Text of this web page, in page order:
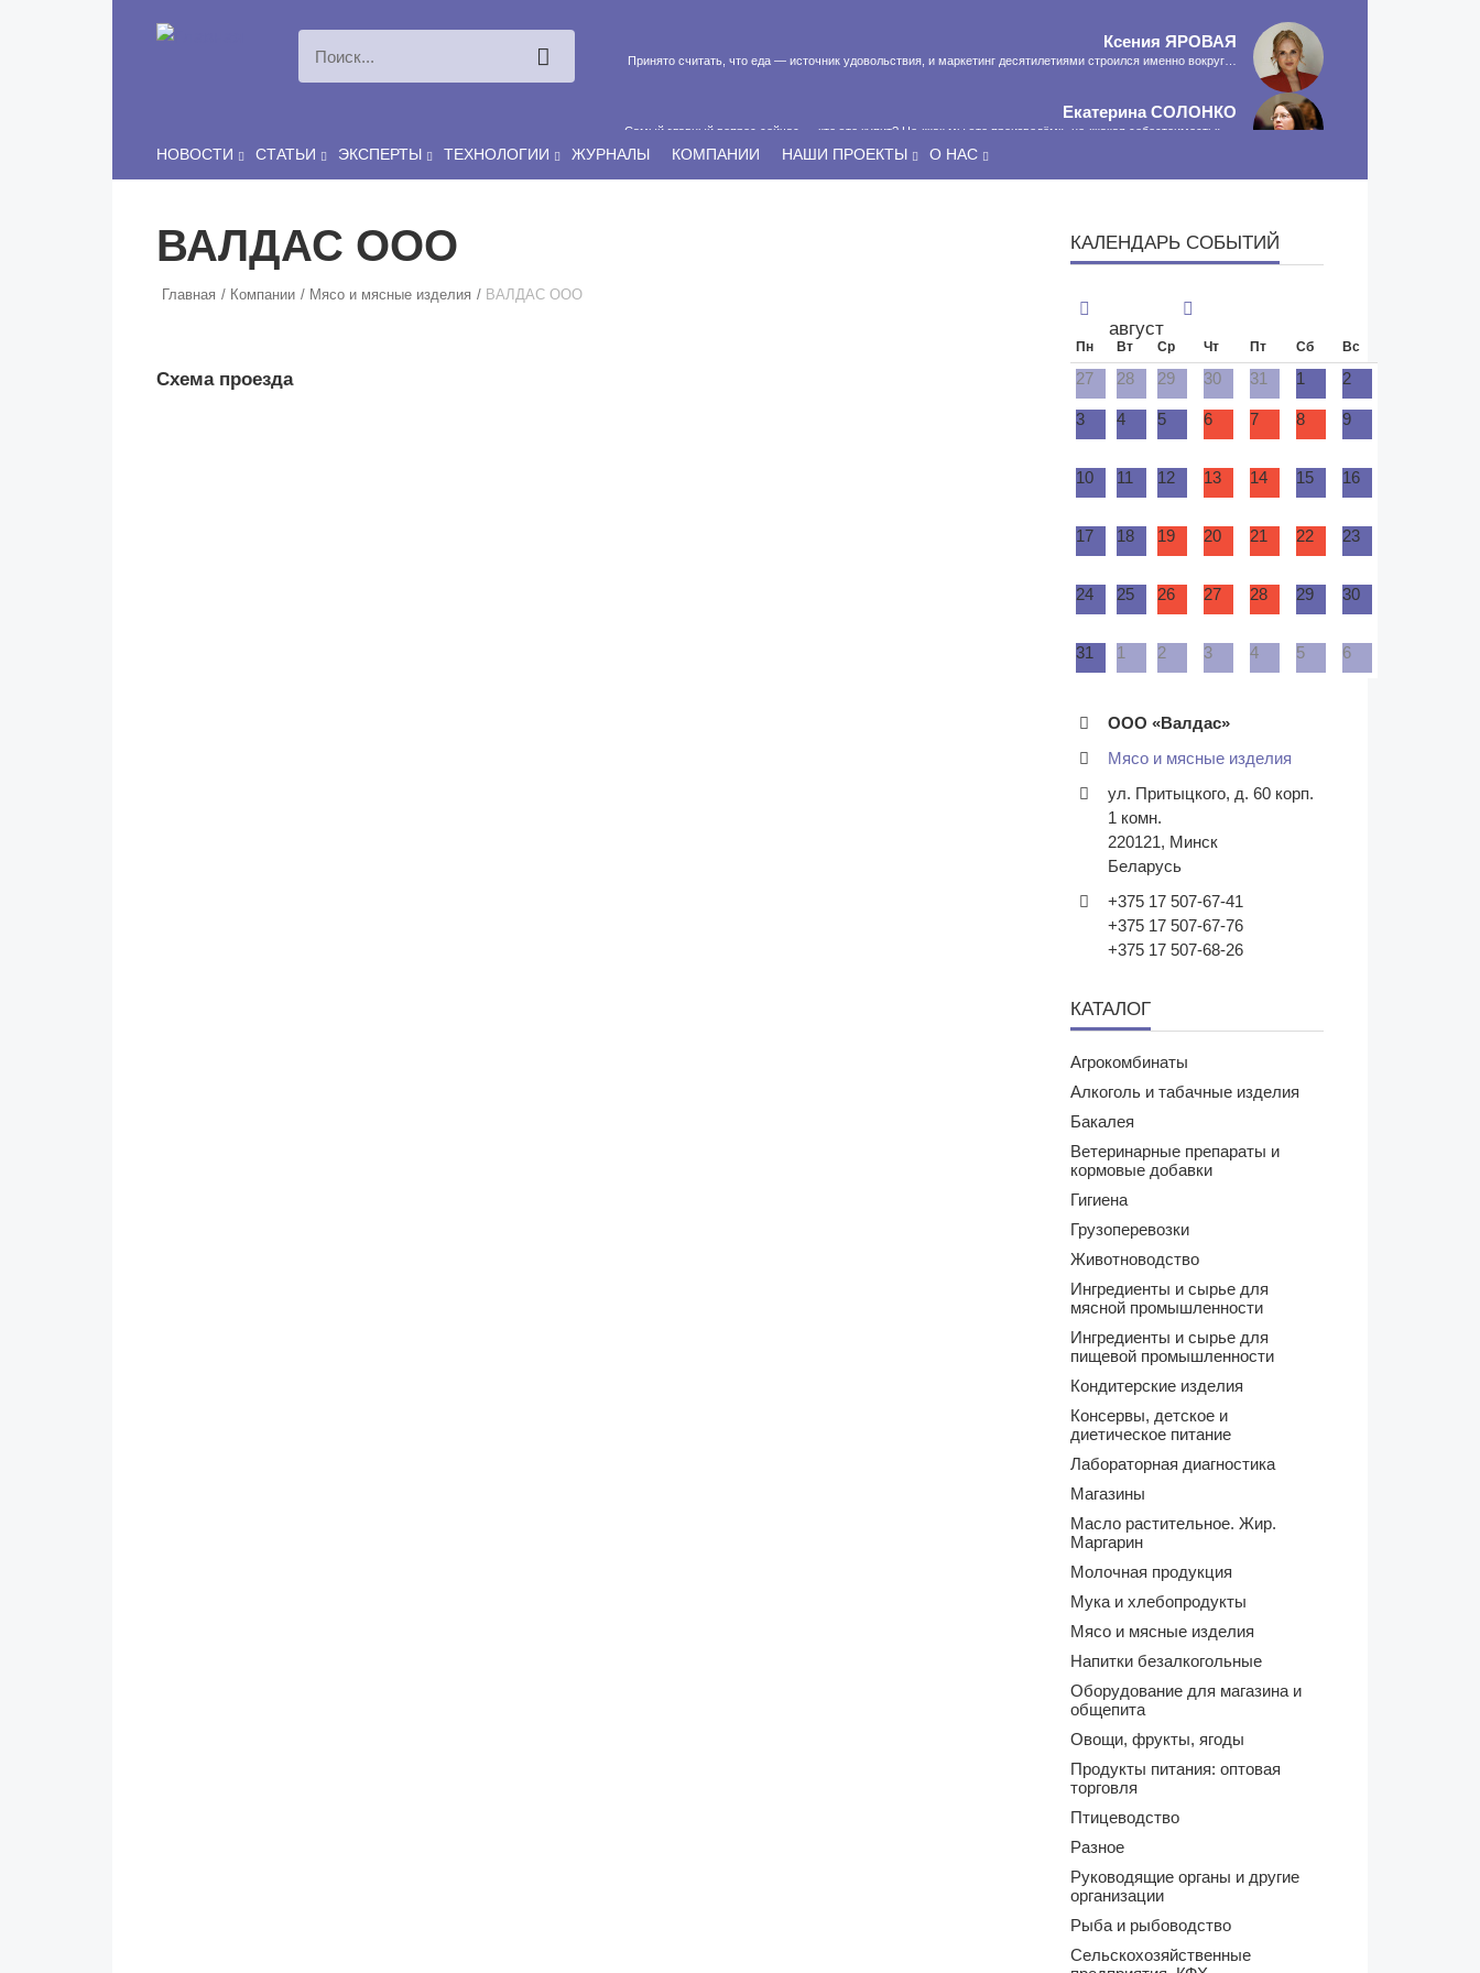
Ксения ЯРОВАЯ
Принято считать, что еда — источник удовольствия, и маркетинг десятилетиями строился именно вокруг…
Екатерина СОЛОНКО
Самый главный вопрос сейчас — кто это купит? Не «как мы это произведём», не «какая себестоимость»,…
СергейЛЯШКО
МНЕНИЕ
НОВОСТИ СТАТЬИ ЭКСПЕРТЫ ТЕХНОЛОГИИ ЖУРНАЛЫ КОМПАНИИ НАШИ ПРОЕКТЫ О НАС
ВАЛДАС ООО
Главная Компании Мясо и мясные изделия ВАЛДАС ООО
КАЛЕНДАРЬ СОБЫТИЙ
август
Пн Вт Ср Чт Пт Сб Вс
27 28 29 30 31 1 2
3 4 5 6 7 8 9
10 11 12 13 14 15 16
17 18 19 20 21 22 23
24 25 26 27 28 29 30
31 1 2 3 4 5 6
ООО «Валдас»
Мясо и мясные изделия
ул. Притыцкого, д. 60 корп.
1 комн.
220121, Минск
Беларусь
+375 17 507-67-41
+375 17 507-67-76
+375 17 507-68-26
КАТАЛОГ
Агрокомбинаты
Алкоголь и табачные изделия
Бакалея
Ветеринарные препараты и
кормовые добавки
Гигиена
Грузоперевозки
Животноводство
Ингредиенты и сырье для
мясной промышленности
Ингредиенты и сырье для
пищевой промышленности
Кондитерские изделия
Консервы, детское и
диетическое питание
Лабораторная диагностика
Магазины
Масло растительное. Жир.
Маргарин
Молочная продукция
Мука и хлебопродукты
Мясо и мясные изделия
Напитки безалкогольные
Оборудование для магазина и
общепита
Овощи, фрукты, ягоды
Продукты питания: оптовая
торговля
Птицеводство
Разное
Руководящие органы и другие
организации
Рыба и рыбоводство
Сельскохозяйственные